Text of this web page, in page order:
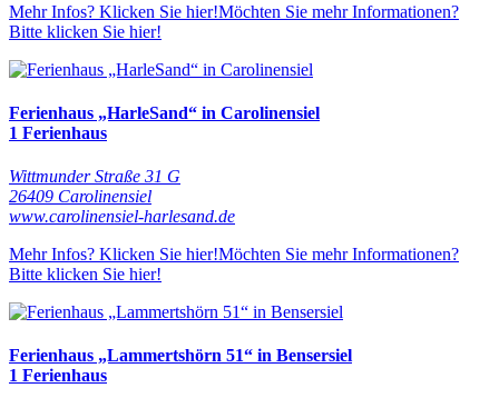
Mehr Infos? Klicken Sie hier!Möchten Sie mehr Informationen?
Bitte klicken Sie hier!
Ferienhaus „HarleSand“ in Carolinensiel
1 Ferienhaus
Wittmunder Straße 31 G
26409 Carolinensiel
www.carolinensiel-harlesand.de
Mehr Infos? Klicken Sie hier!Möchten Sie mehr Informationen?
Bitte klicken Sie hier!
Ferienhaus „Lammertshörn 51“ in Bensersiel
1 Ferienhaus